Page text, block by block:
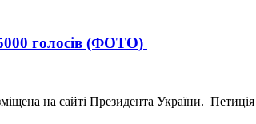
голосів (ФОТО)
на сайті Президента України.